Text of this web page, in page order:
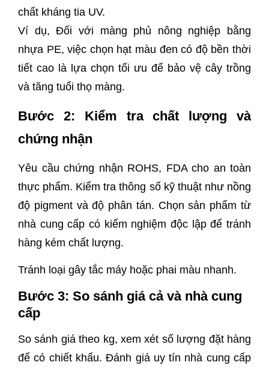
chất kháng tia UV.
Ví dụ, Đối với màng phủ nông nghiệp bằng
nhựa PE, việc chọn hạt màu đen có độ bền thời
tiết cao là lựa chọn tối ưu để bảo vệ cây trồng
và tăng tuổi thọ màng.
Bước 2: Kiểm tra chất lượng và
chứng nhận
Yêu cầu chứng nhận ROHS, FDA cho an toàn
thực phẩm. Kiểm tra thông số kỹ thuật như nồng
độ pigment và độ phân tán. Chọn sản phẩm từ
nhà cung cấp có kiểm nghiệm độc lập để tránh
hàng kém chất lượng.
Tránh loại gây tắc máy hoặc phai màu nhanh.
Bước 3: So sánh giá cả và nhà cung
cấp
So sánh giá theo kg, xem xét số lượng đặt hàng
để có chiết khấu. Đánh giá uy tín nhà cung cấp